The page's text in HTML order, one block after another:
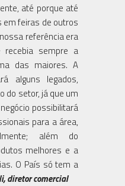
até porque até
em feiras de outros
referência era
recebia sempre a
das maiores. A
alguns legados,
do setor, já que um
possibilitará
para a área,
além do
melhores e a
O País só tem a
diretor comercial